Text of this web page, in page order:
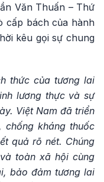
Văn Thuấn – Thứ
cấp bách của hành
kêu gọi sự chung
thức của tương lai
lương thực và sự
Việt Nam đã triển
chống kháng thuốc
quả rõ nét. Chúng
toàn xã hội cùng
bảo đảm tương lai